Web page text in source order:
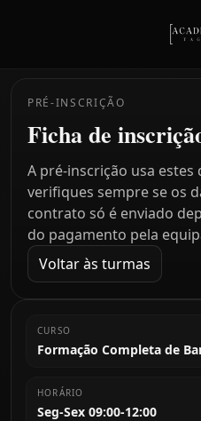
PRÉ-INSCRIÇÃO
Ficha de
A pré-inscrição usa
verifiques sempre se os
contrato só é enviado
do pagamento pela
Voltar às turmas
CURSO
Formação Completa de
HORÁRIO
Seg-Sex 09:00-12:00